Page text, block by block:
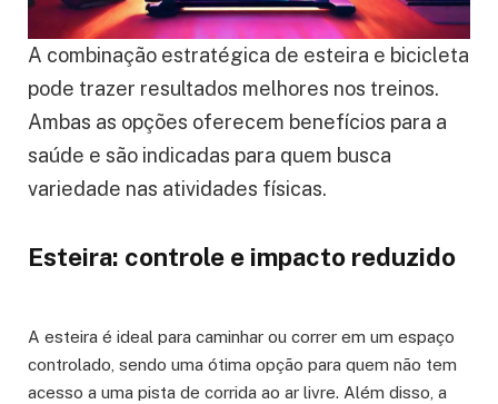
A combinação estratégica de esteira e bicicleta
pode trazer resultados melhores nos treinos.
Ambas as opções oferecem benefícios para a
saúde e são indicadas para quem busca
variedade nas atividades físicas.
Esteira: controle e impacto reduzido
A esteira é ideal para caminhar ou correr em um espaço
controlado, sendo uma ótima opção para quem não tem
acesso a uma pista de corrida ao ar livre. Além disso, a